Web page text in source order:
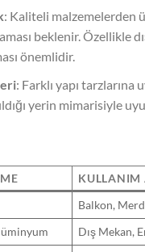
: Kaliteli malzemelerden
beklenir. Özellikle
önemlidir.
: Farklı yapı
yerin mimarisiyle
KULLANIM
Balkon,
Dış Mekan,